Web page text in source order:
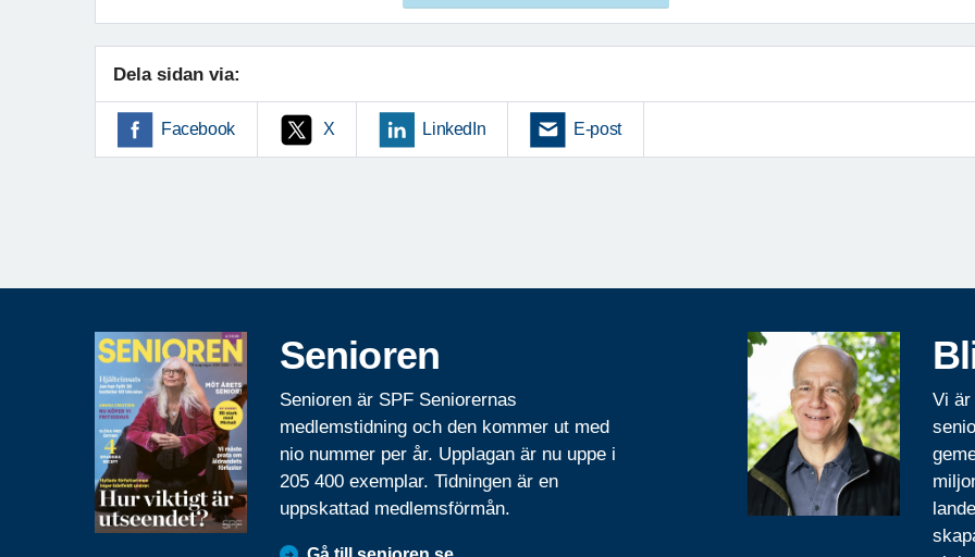
Dela sidan via:
Facebook X LinkedIn E-post
Senioren
Senioren är SPF Seniorernas
medlemstidning och den kommer ut med
nio nummer per år. Upplagan är nu uppe i
205 400 exemplar. Tidningen är en
uppskattad medlemsförmån.
Vi är